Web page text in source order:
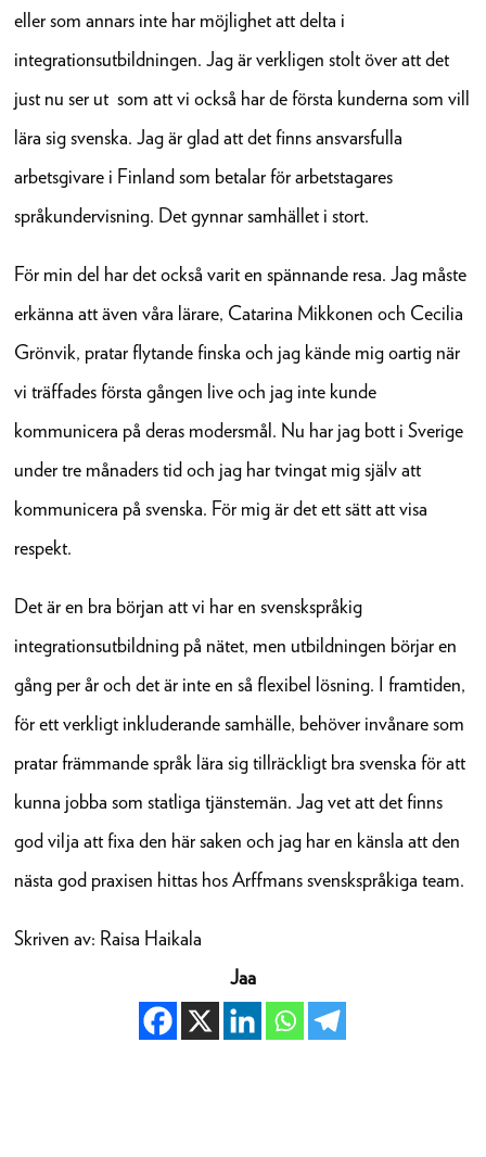
eller som annars inte har möjlighet att delta i
integrationsutbildningen. Jag är verkligen stolt över att det
just nu ser ut som att vi också har de första kunderna som vill
lära sig svenska. Jag är glad att det finns ansvarsfulla
arbetsgivare i Finland som betalar för arbetstagares
språkundervisning. Det gynnar samhället i stort.
För min del har det också varit en spännande resa. Jag måste
erkänna att även våra lärare, Catarina Mikkonen och Cecilia
Grönvik, pratar flytande finska och jag kände mig oartig när
vi träffades första gången live och jag inte kunde
kommunicera på deras modersmål. Nu har jag bott i Sverige
under tre månaders tid och jag har tvingat mig själv att
kommunicera på svenska. För mig är det ett sätt att visa
respekt.
Det är en bra början att vi har en svenskspråkig
integrationsutbildning på nätet, men utbildningen börjar en
gång per år och det är inte en så flexibel lösning. I framtiden,
för ett verkligt inkluderande samhälle, behöver invånare som
pratar främmande språk lära sig tillräckligt bra svenska för att
kunna jobba som statliga tjänstemän. Jag vet att det finns
god vilja att fixa den här saken och jag har en känsla att den
nästa god praxisen hittas hos Arffmans svenskspråkiga team.
Skriven av: Raisa Haikala
Jaa